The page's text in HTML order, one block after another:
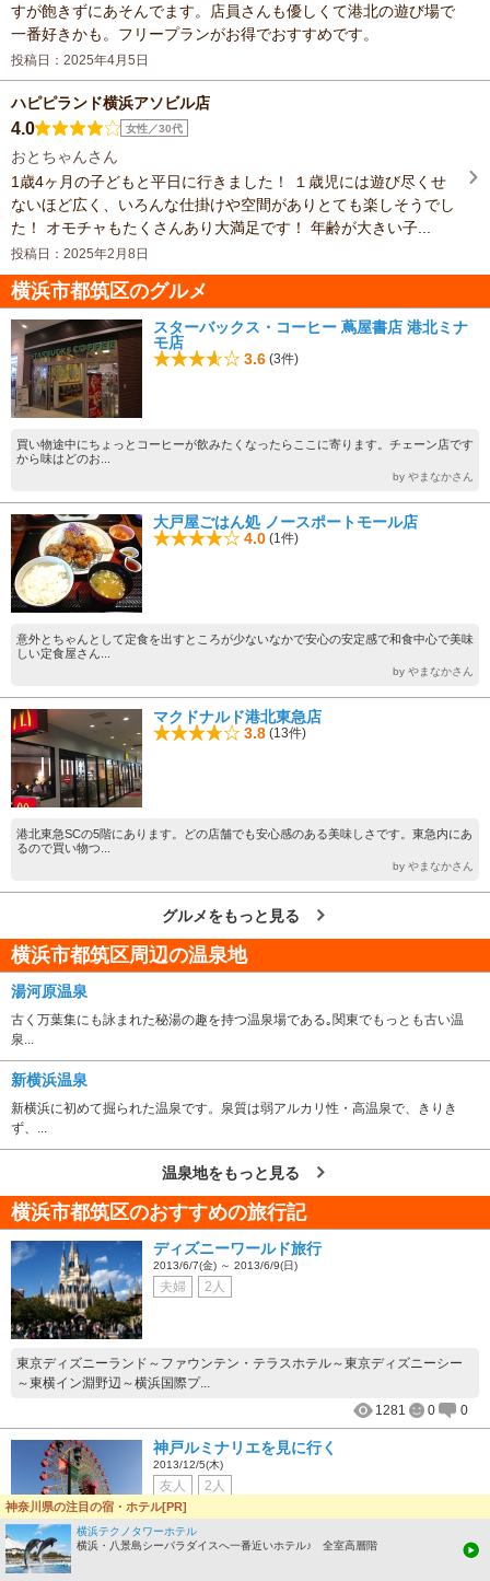
すが飽きずにあそんでます。店員さんも優しくて港北の遊び場で
一番好きかも。フリープランがお得でおすすめです。
投稿日：2025年4月5日
ハピピランド横浜アソビル店
4.0 女性／30代
おとちゃんさん
1歳4ヶ月の子どもと平日に行きました！ １歳児には遊び尽くせ
ないほど広く、いろんな仕掛けや空間がありとても楽しそうでし
た！ オモチャもたくさんあり大満足です！ 年齢が大きい子...
投稿日：2025年2月8日
横浜市都筑区のグルメ
スターバックス・コーヒー 蔦屋書店 港北ミナ
モ店
3.6 (3件)
買い物途中にちょっとコーヒーが飲みたくなったらここに寄ります。チェーン店です
から味はどのお...
by やまなかさん
大戸屋ごはん処 ノースポートモール店
4.0 (1件)
意外とちゃんとして定食を出すところが少ないなかで安心の安定感で和食中心で美味
しい定食屋さん...
by やまなかさん
マクドナルド港北東急店
3.8 (13件)
港北東急SCの5階にあります。どの店舗でも安心感のある美味しさです。東急内にあ
るので買い物つ...
by やまなかさん
グルメをもっと見る
横浜市都筑区周辺の温泉地
湯河原温泉
古く万葉集にも詠まれた秘湯の趣を持つ温泉場である｡関東でもっとも古い温
泉...
新横浜温泉
新横浜に初めて掘られた温泉です。泉質は弱アルカリ性・高温泉で、きりき
ず、...
温泉地をもっと見る
横浜市都筑区のおすすめの旅行記
ディズニーワールド旅行
2013/6/7(金) ～ 2013/6/9(日)
夫婦 2人
東京ディズニーランド～ファウンテン・テラスホテル～東京ディズニーシー
～東横イン淵野辺～横浜国際プ...
1281
0 0
神戸ルミナリエを見に行く
2013/12/5(木)
友人 2人
神戸ルミナリエを見に行く為、朝から神戸ハーバーランドに行きました。天
神奈川県の注目の宿・ホテル[PR]
横浜テクノタワーホテル
横浜・八景島シーパラダイスへ一番近いホテル♪ 全室高層階